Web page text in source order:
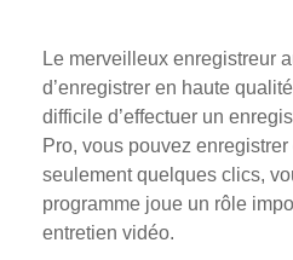
Le merveilleux enregistreur
d’enregistrer en haute
difficile d’effectuer un
Pro, vous pouvez
seulement quelques clics,
programme joue un rôle
entretien vidéo.